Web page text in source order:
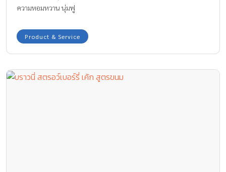
ความหอมหวาน นุ่มฟู
Product & Service